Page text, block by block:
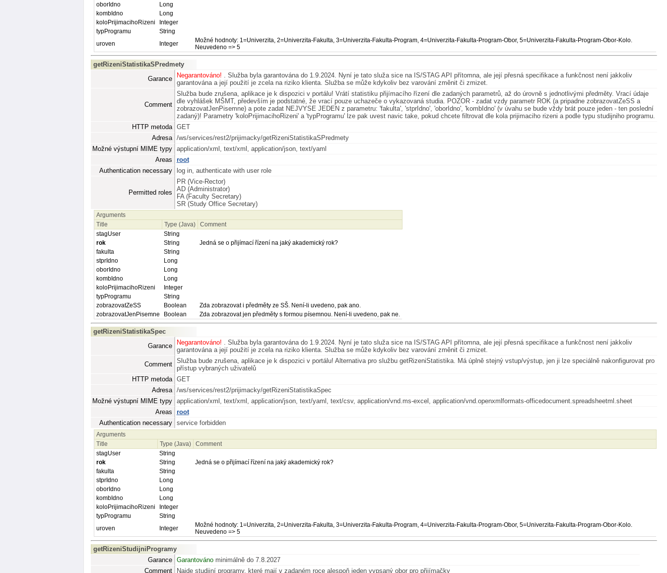
oborIdno
Long
kombIdno
Long
koloPrijimacihoRizeni
Integer
typProgramu
String
uroven
Integer
Možné hodnoty: 1=Univerzita, 2=Univerzita-Fakulta, 3=Univerzita-Fakulta-Program, 4=Univerzita-Fakulta-Program-Obor, 5=Univerzita-Fakulta-Program-Obor-Kolo.
Neuvedeno => 5
getRizeniStatistikaSPredmety
Garance
Negarantováno! . Služba byla garantována do 1.9.2024. Nyní je tato služa sice na IS/STAG API přítomna, ale její přesná specifikace a funkčnost není jakkoliv
garantována a její použití je zcela na riziko klienta. Služba se může kdykoliv bez varování změnit či zmizet.
Comment
Služba bude zrušena, aplikace je k dispozici v portálu! Vrátí statistiku přijímacího řízení dle zadaných parametrů, až do úrovně s jednotlivými předměty. Vrací údaje
dle vyhlášek MŠMT, především je podstatné, že vrací pouze uchazeče o vykazovaná studia. POZOR - zadat vzdy parametr ROK (a pripadne zobrazovatZeSS a
zobrazovatJenPisemne) a pote zadat NEJVYSE JEDEN z parametru: 'fakulta', 'stprIdno', 'oborIdno', 'kombIdno' (v úvahu se bude vždy brát pouze jeden - ten poslední
zadaný)! Parametry 'koloPrijimacihoRizeni' a 'typProgramu' lze pak uvest navic take, pokud chcete filtrovat dle kola prijimaciho rizeni a podle typu studijniho programu.
HTTP metoda
GET
Adresa
/ws/services/rest2/prijimacky/getRizeniStatistikaSPredmety
Možné výstupní MIME typy
application/xml, text/xml, application/json, text/yaml
Areas
root
Authentication necessary
log in, authenticate with user role
Permitted roles
PR (Vice-Rector)
AD (Administrator)
FA (Faculty Secretary)
SR (Study Office Secretary)
Arguments
Title
Type (Java)
Comment
stagUser
String
rok
String
Jedná se o přijímací řízení na jaký akademický rok?
fakulta
String
stprIdno
Long
oborIdno
Long
kombIdno
Long
koloPrijimacihoRizeni
Integer
typProgramu
String
zobrazovatZeSS
Boolean
Zda zobrazovat i předměty ze SŠ. Není-li uvedeno, pak ano.
zobrazovatJenPisemne
Boolean Zda zobrazovat jen předměty s formou písemnou. Není-li uvedeno, pak ne.
getRizeniStatistikaSpec
Garance
Negarantováno! . Služba byla garantována do 1.9.2024. Nyní je tato služa sice na IS/STAG API přítomna, ale její přesná specifikace a funkčnost není jakkoliv
garantována a její použití je zcela na riziko klienta. Služba se může kdykoliv bez varování změnit či zmizet.
Comment
Služba bude zrušena, aplikace je k dispozici v portálu! Alternativa pro službu getRizeniStatistika. Má úplně stejný vstup/výstup, jen ji lze speciálně nakonfigurovat pro
přístup vybraných uživatelů
HTTP metoda
GET
Adresa
/ws/services/rest2/prijimacky/getRizeniStatistikaSpec
Možné výstupní MIME typy
application/xml, text/xml, application/json, text/yaml, text/csv, application/vnd.ms-excel, application/vnd.openxmlformats-officedocument.spreadsheetml.sheet
Areas
root
Authentication necessary
service forbidden
Arguments
Title
Type (Java)
Comment
stagUser
String
rok
String
Jedná se o přijímací řízení na jaký akademický rok?
fakulta
String
stprIdno
Long
oborIdno
Long
kombIdno
Long
koloPrijimacihoRizeni
Integer
typProgramu
String
uroven
Integer
Možné hodnoty: 1=Univerzita, 2=Univerzita-Fakulta, 3=Univerzita-Fakulta-Program, 4=Univerzita-Fakulta-Program-Obor, 5=Univerzita-Fakulta-Program-Obor-Kolo.
Neuvedeno => 5
getRizeniStudijniProgramy
Garance
Garantovánominimálně do 7.8.2027
Comment
Najde studijní programy, které mají v zadaném roce alespoň jeden vypsaný obor pro přijímačky